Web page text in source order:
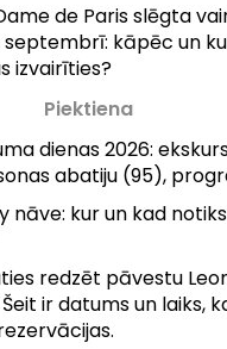
de Paris slēgta
kāpēc un
izvairīties?
Piektiena
dienas 2026:
abatiju (95),
nāve: kur un kad
redzēt pāvestu
ir datums un laiks,